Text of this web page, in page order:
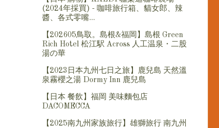
(2024年採買) - 咖啡旅行箱、貓女郎、辣
醬、各式零嘴...
【202605鳥取。島根&福岡】島根 Green
Rich Hotel 松江駅 Across 人工温泉・二股
湯の華
【2023日本九州七日之旅】鹿兒島 天然溫
泉霧櫻之湯 Dormy Inn 鹿兒島
【日本 餐飲】福岡 美味麵包店
DACOMECCA
【2025南九州家族旅行】雄獅旅行 南九州